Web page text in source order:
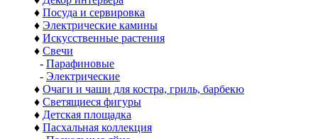
♦ Посуда и сервировка
♦ Электрические камины
♦ Искусственные растения
♦ Свечи
- Парафиновые
- Электрические
♦ Очаги и чаши для костра, гриль, барбекю
♦ Светящиеся фигуры
♦ Детская площадка
♦ Пасхальная коллекция